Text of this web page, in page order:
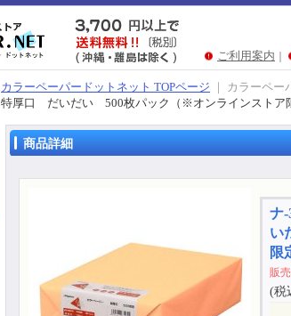
ご利用案内
カラーペーパードットネット TOPページ ｜ カラーペ
特厚口 だいだい 500枚パック（※オンラインストア
商品詳細
ナ
い
限
販
(税